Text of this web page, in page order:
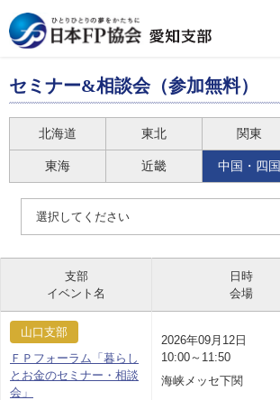
セミナー&相談会（参加無料）
北海道 東北 関東
東海 近畿 中国・四国
選択してください
支部
イベント名
日時
会場
山口支部
ＦＰフォーラム「暮らし
とお金のセミナー・相談
会」
2026年09月12日
10:00～11:50
海峡メッセ下関